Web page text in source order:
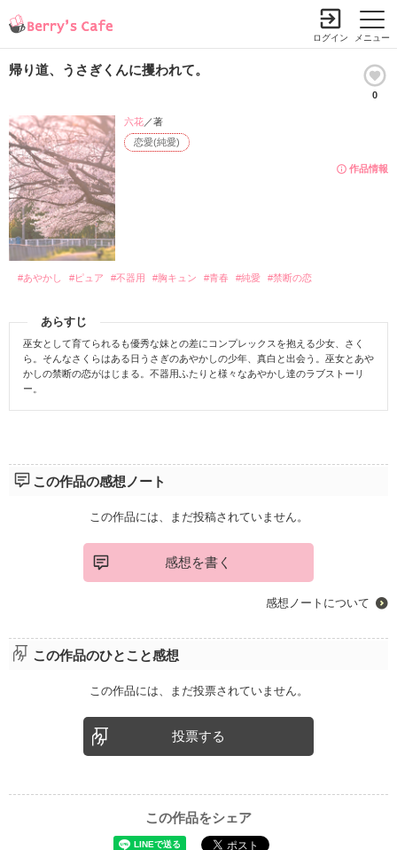
メニュー
ログイン
帰り道、うさぎくんに攫われて。
0
作品情報
恋愛(純愛)
六花／著
#あやかし #ピュア #不器用 #胸キュン #青春 #純愛 #禁断の恋
あらすじ
巫女として育てられるも優秀な妹との差にコンプレックスを抱える少女、さく
ら。そんなさくらはある日うさぎのあやかしの少年、真白と出会う。巫女とあや
かしの禁断の恋がはじまる。不器用ふたりと様々なあやかし達のラブストーリ
ー。
この作品の感想ノート
この作品には、まだ投稿されていません。
感想を書く
感想ノートについて
この作品のひとこと感想
この作品には、まだ投票されていません。
投票する
この作品をシェア